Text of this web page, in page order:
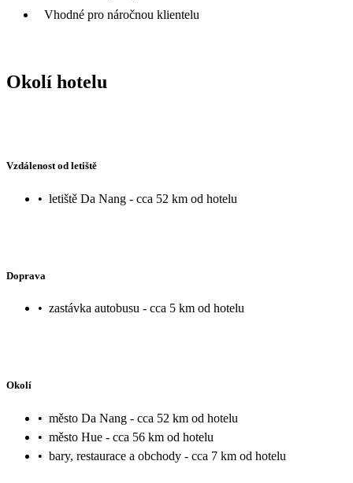
Vhodné pro náročnou klientelu
Okolí hotelu
Vzdálenost od letiště
• letiště Da Nang - cca 52 km od hotelu
Doprava
• zastávka autobusu - cca 5 km od hotelu
Okolí
• město Da Nang - cca 52 km od hotelu
• město Hue - cca 56 km od hotelu
• bary, restaurace a obchody - cca 7 km od hotelu